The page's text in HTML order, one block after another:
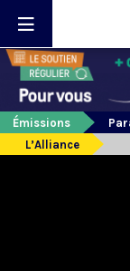
Émissions
L’Alliance